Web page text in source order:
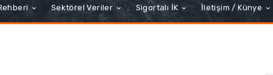
Sektörel Veriler Sigortalı İK İletişim / Künye